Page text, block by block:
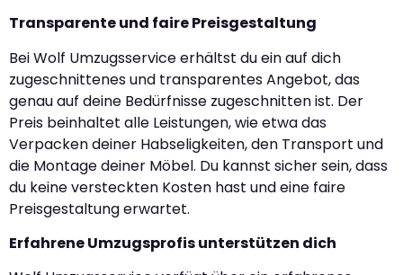
Transparente und faire Preisgestaltung
Bei Wolf Umzugsservice erhältst du ein auf dich
zugeschnittenes und transparentes Angebot, das
genau auf deine Bedürfnisse zugeschnitten ist. Der
Preis beinhaltet alle Leistungen, wie etwa das
Verpacken deiner Habseligkeiten, den Transport und
die Montage deiner Möbel. Du kannst sicher sein, dass
du keine versteckten Kosten hast und eine faire
Preisgestaltung erwartet.
Erfahrene Umzugsprofis unterstützen dich